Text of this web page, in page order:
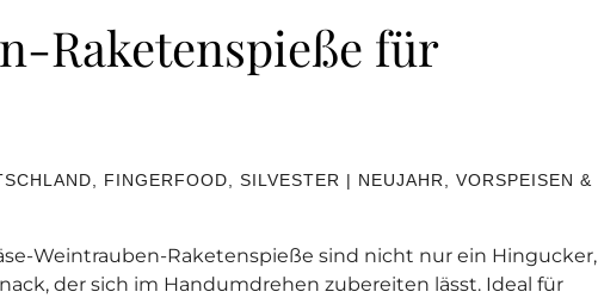
Raketenspieße für
, FINGERFOOD, SILVESTER | NEUJAHR, VORSPEISEN &
Weintrauben-Raketenspieße sind nicht nur ein Hingucker,
der sich im Handumdrehen zubereiten lässt. Ideal für